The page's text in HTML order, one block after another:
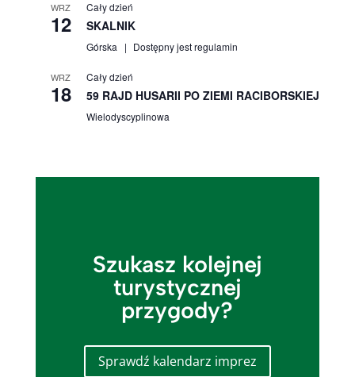
WRZ
12
Cały dzień
SKALNIK
Górska Dostępny jest regulamin
WRZ
18
Cały dzień
59 RAJD HUSARII PO ZIEMI RACIBORSKIEJ
Wielodyscyplinowa
Szukasz kolejnej
turystycznej
przygody?
Sprawdź kalendarz imprez